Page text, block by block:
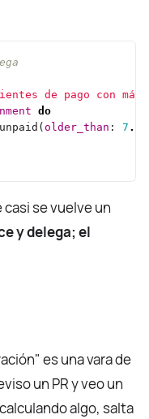
de pago con
do
older_than : 7 .
se vuelve un
y delega; el
es una vara de
un PR y veo un
algo, salta